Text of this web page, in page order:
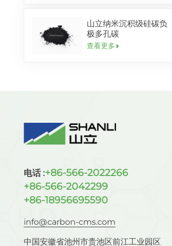
山立纳米沉积级硅碳负
极多孔碳
查看更多
电话 :+86-566-2022266
+86-566-2042299
+86-18956695590
info@carbon-cms.com
中国安徽省池州市贵池区前江工业园区